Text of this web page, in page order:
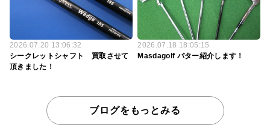
2026.07.20 13:06:32
シークレットシャフト 買取させて
頂きました！
2026.07.18 18:05:15
Masdagolf パター紹介します！
ブログをもっとみる